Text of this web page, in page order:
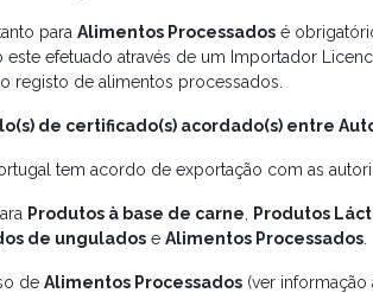
para Alimentos Processados é
este efetuado através de um Importador
registo de alimentos processados.
de certificado(s) acordado(s) entre
tem acordo de exportação com as
Produtos à base de carne Produtos
de ungulados e Alimentos Processados
de Alimentos Processados (ver